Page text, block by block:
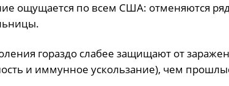
ощущается по всем США: отменяются
гораздо слабее защищают от
и иммунное ускользание), чем